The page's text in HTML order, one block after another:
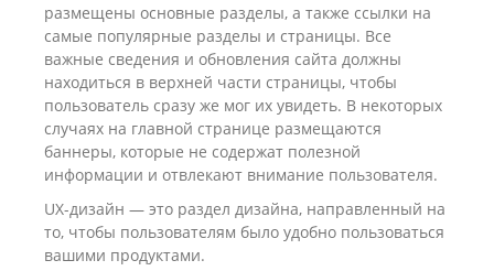
размещены основные разделы, а также ссылки на
самые популярные разделы и страницы. Все
важные сведения и обновления сайта должны
находиться в верхней части страницы, чтобы
пользователь сразу же мог их увидеть. В некоторых
случаях на главной странице размещаются
баннеры, которые не содержат полезной
информации и отвлекают внимание пользователя.
UX-дизайн — это раздел дизайна, направленный на
то, чтобы пользователям было удобно пользоваться
вашими продуктами.